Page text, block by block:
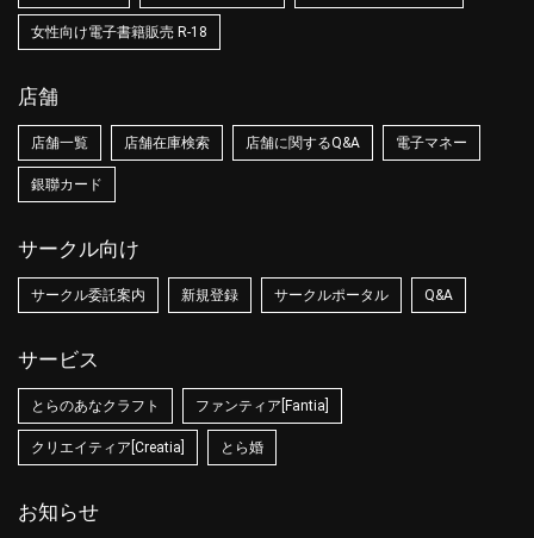
女性向け電子書籍販売 R-18
店舗
店舗一覧 店舗在庫検索 店舗に関するQ&A 電子マネー
銀聯カード
サークル向け
サークル委託案内 新規登録 サークルポータル Q&A
サービス
とらのあなクラフト ファンティア[Fantia]
クリエイティア[Creatia] とら婚
お知らせ